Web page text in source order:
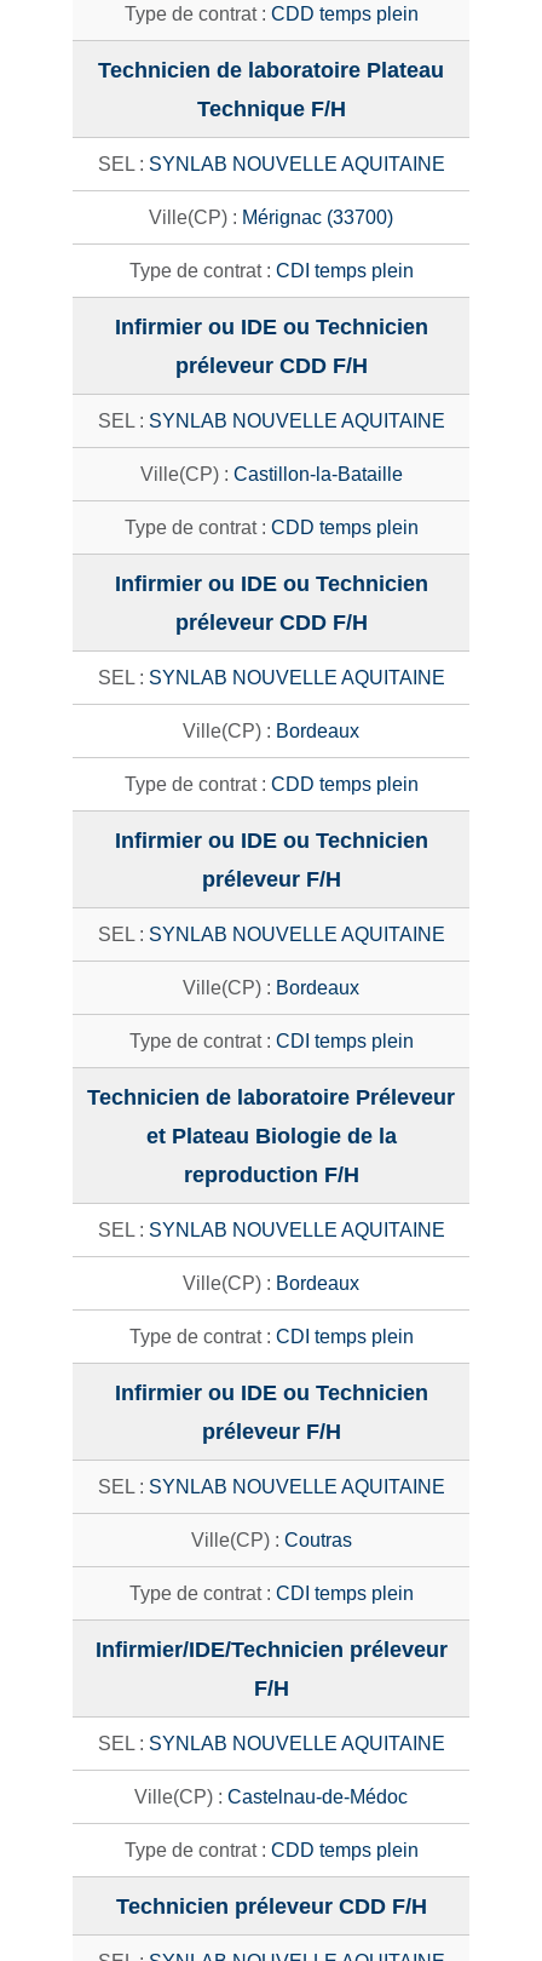
CDD temps plein
Technicien de laboratoire Plateau
Technique F/H
SYNLAB NOUVELLE AQUITAINE
Mérignac (33700)
CDI temps plein
Infirmier ou IDE ou Technicien
préleveur CDD F/H
SYNLAB NOUVELLE AQUITAINE
Castillon-la-Bataille
CDD temps plein
Infirmier ou IDE ou Technicien
préleveur CDD F/H
SYNLAB NOUVELLE AQUITAINE
Bordeaux
CDD temps plein
Infirmier ou IDE ou Technicien
préleveur F/H
SYNLAB NOUVELLE AQUITAINE
Bordeaux
CDI temps plein
Technicien de laboratoire Préleveur
et Plateau Biologie de la
reproduction F/H
SYNLAB NOUVELLE AQUITAINE
Bordeaux
CDI temps plein
Infirmier ou IDE ou Technicien
préleveur F/H
SYNLAB NOUVELLE AQUITAINE
Coutras
CDI temps plein
Infirmier/IDE/Technicien préleveur
F/H
SYNLAB NOUVELLE AQUITAINE
Castelnau-de-Médoc
CDD temps plein
Technicien préleveur CDD F/H